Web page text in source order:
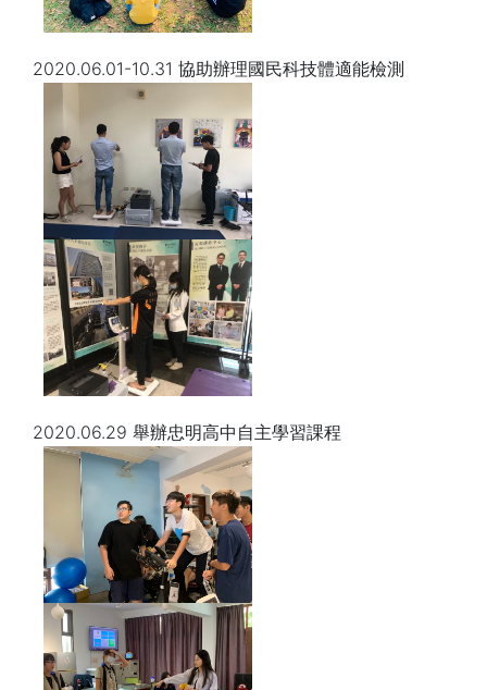
2020.06.01-10.31 協助辦理國民科技體適能檢測
2020.06.29 舉辦忠明高中自主學習課程